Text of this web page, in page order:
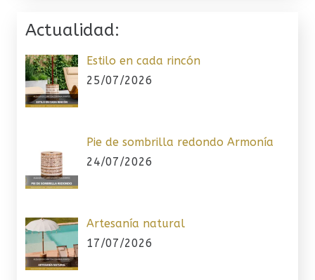
Actualidad:
Estilo en cada rincón
25/07/2026
Pie de sombrilla redondo Armonía
24/07/2026
Artesanía natural
17/07/2026